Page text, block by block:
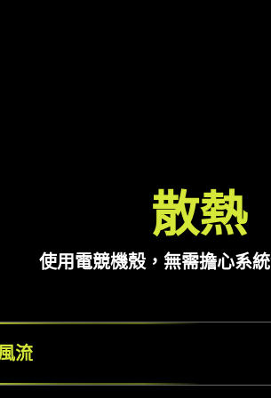
散熱
使用電競機殼，無需擔心系
流